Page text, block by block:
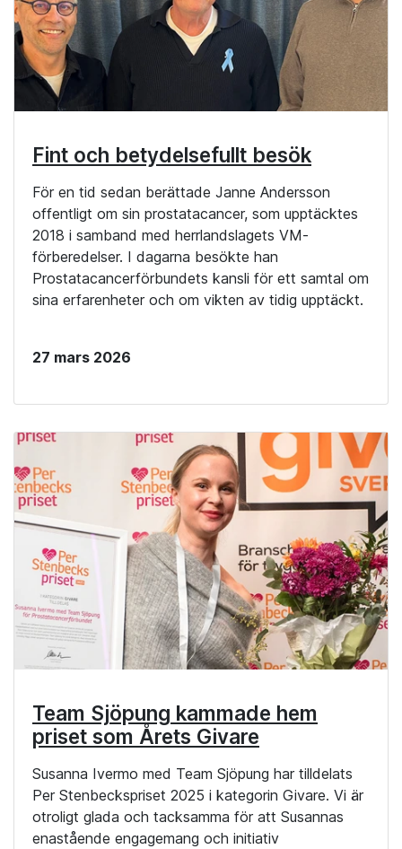
Fint och betydelsefullt besök
För en tid sedan berättade Janne Andersson
offentligt om sin prostatacancer, som upptäcktes
2018 i samband med herrlandslagets VM-
förberedelser. I dagarna besökte han
Prostatacancerförbundets kansli för ett samtal om
sina erfarenheter och om vikten av tidig upptäckt.
27 mars 2026
Team Sjöpung kammade hem
priset som Årets Givare
Susanna Ivermo med Team Sjöpung har tilldelats
Per Stenbeckspriset 2025 i kategorin Givare. Vi är
otroligt glada och tacksamma för att Susannas
enastående engagemang och initiativ